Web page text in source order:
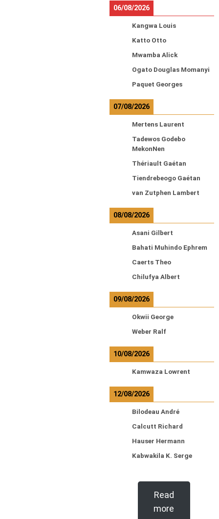
06/08/2026
Kangwa Louis
Katto Otto
Mwamba Alick
Ogato Douglas Momanyi
Paquet Georges
07/08/2026
Mertens Laurent
Tadewos Godebo
MekonNen
Thériault Gaétan
Tiendrebeogo Gaétan
van Zutphen Lambert
08/08/2026
Asani Gilbert
Bahati Muhindo Ephrem
Caerts Theo
Chilufya Albert
09/08/2026
Okwii George
Weber Ralf
10/08/2026
Kamwaza Lowrent
12/08/2026
Bilodeau André
Calcutt Richard
Hauser Hermann
Kabwakila K. Serge
Read
more